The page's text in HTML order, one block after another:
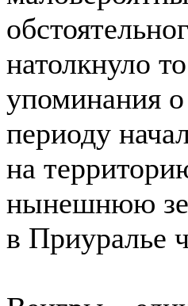
натолкнуло
упоминания о
периоду
на
нынешнюю
в Приуралье